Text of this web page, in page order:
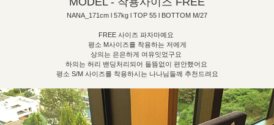
NANA_171cm l 57kg l TOP 55 l BOTTOM M/27
FREE 사이즈 파자마예요
평소 M사이즈를 착용하는 저에게
상의는 은은하게 여유잇었구요
하의는 허리 밴딩처리되어 들뜸없이 편안했어요
평소 S/M 사이즈를 착용하시는 나나님들께 추천드려요